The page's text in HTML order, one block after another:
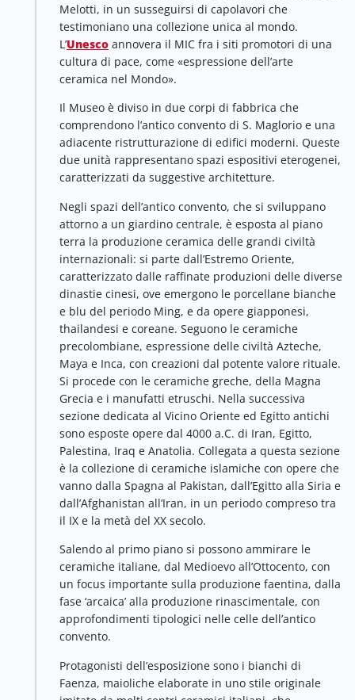
Melotti, in un susseguirsi di capolavori che
testimoniano una collezione unica al mondo.
L’Unesco annovera il MIC fra i siti promotori di una
cultura di pace, come «espressione dell’arte
ceramica nel Mondo».
Il Museo è diviso in due corpi di fabbrica che
comprendono l’antico convento di S. Maglorio e una
adiacente ristrutturazione di edifici moderni. Queste
due unità rappresentano spazi espositivi eterogenei,
caratterizzati da suggestive architetture.
Negli spazi dell’antico convento, che si sviluppano
attorno a un giardino centrale, è esposta al piano
terra la produzione ceramica delle grandi civiltà
internazionali: si parte dall’Estremo Oriente,
caratterizzato dalle raffinate produzioni delle diverse
dinastie cinesi, ove emergono le porcellane bianche
e blu del periodo Ming, e da opere giapponesi,
thailandesi e coreane. Seguono le ceramiche
precolombiane, espressione delle civiltà Azteche,
Maya e Inca, con creazioni dal potente valore rituale.
Si procede con le ceramiche greche, della Magna
Grecia e i manufatti etruschi. Nella successiva
sezione dedicata al Vicino Oriente ed Egitto antichi
sono esposte opere dal 4000 a.C. di Iran, Egitto,
Palestina, Iraq e Anatolia. Collegata a questa sezione
è la collezione di ceramiche islamiche con opere che
vanno dalla Spagna al Pakistan, dall’Egitto alla Siria e
dall’Afghanistan all’Iran, in un periodo compreso tra
il IX e la metà del XX secolo.
Salendo al primo piano si possono ammirare le
ceramiche italiane, dal Medioevo all’Ottocento, con
un focus importante sulla produzione faentina, dalla
fase ‘arcaica’ alla produzione rinascimentale, con
approfondimenti tipologici nelle celle dell’antico
convento.
Protagonisti dell’esposizione sono i bianchi di
Faenza, maioliche elaborate in uno stile originale